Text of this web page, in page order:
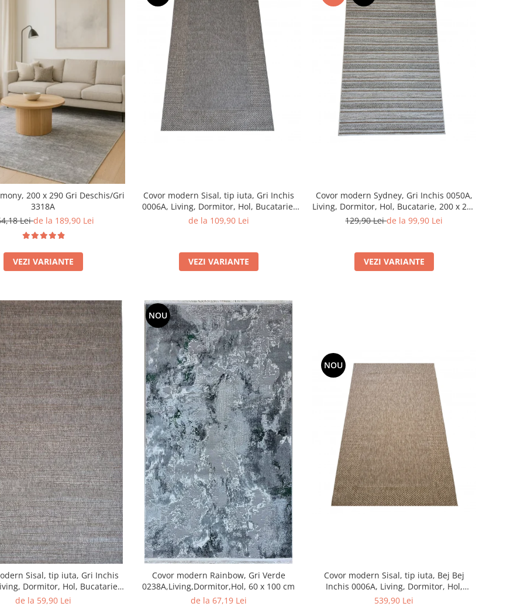
200 x 290 Gri Deschis/Gri
3318A
Leide la 189,90 Lei
VEZI VARIANTE
Covor modern Sisal, tip iuta, Gri Inchis
0006A, Living, Dormitor, Hol, Bucatarie,
200 x 290 cm
de la 109,90 Lei
VEZI VARIANTE
Covor modern Sydney, Gri Inchis 0050A,
Living, Dormitor, Hol, Bucatarie, 200 x 290
cm
129,90 Leide la 99,90 Lei
VEZI VARIANTE
Sisal, tip iuta, Gri Inchis
Dormitor, Hol, Bucatarie,
160 x 230 cm
de la 59,90 Lei
NOU
Covor modern Rainbow, Gri Verde
0238A,Living,Dormitor,Hol, 60 x 100 cm
de la 67,19 Lei
NOU
Covor modern Sisal, tip iuta, Bej Bej
Inchis 0006A, Living, Dormitor, Hol,
Bucatarie, 200 x 290 cm
539,90 Lei